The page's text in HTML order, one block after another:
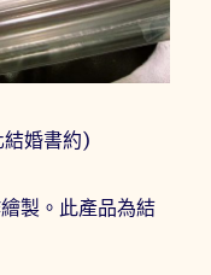
婚書約)
製。此產品為結